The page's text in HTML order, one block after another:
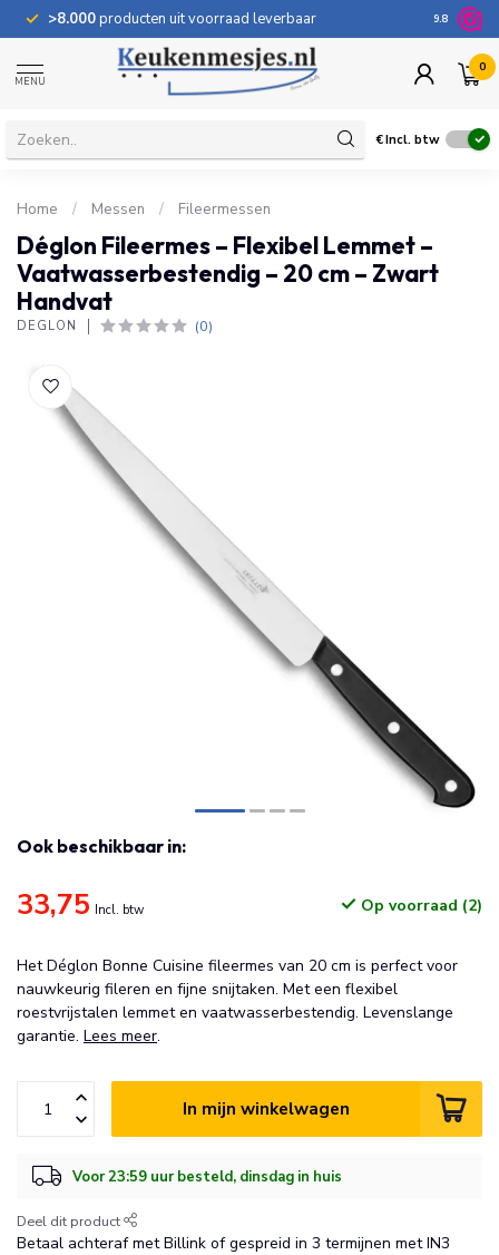
>8.000producten uit voorraad leverbaar 100
9.8
MENU
0
€Incl. btw
Home / Messen / Fileermessen
Déglon Fileermes – Flexibel Lemmet –
Vaatwasserbestendig – 20 cm – Zwart
Handvat
DÉGLON (0)
Ook beschikbaar in:
33,75 Incl. btw Op voorraad (2)
Het Déglon Bonne Cuisine fileermes van 20 cm is perfect voor
nauwkeurig fileren en fijne snijtaken. Met een flexibel
roestvrijstalen lemmet en vaatwasserbestendig. Levenslange
garantie. Lees meer.
In mijn winkelwagen
Voor 23:59 uur besteld, dinsdag in huis
Deel dit product
Betaal achteraf met Billink of gespreid in 3 termijnen met IN3